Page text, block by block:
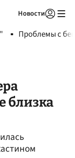
Новости
Проблемы с
близка